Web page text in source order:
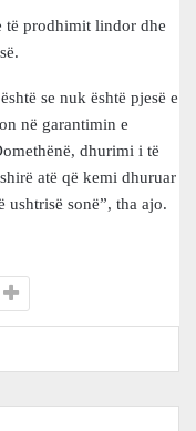
të prodhimit lindor dhe
se nuk është pjesë e
në garantimin e
dhurimi i të
atë që kemi dhuruar
ushtrisë sonë”, tha ajo.